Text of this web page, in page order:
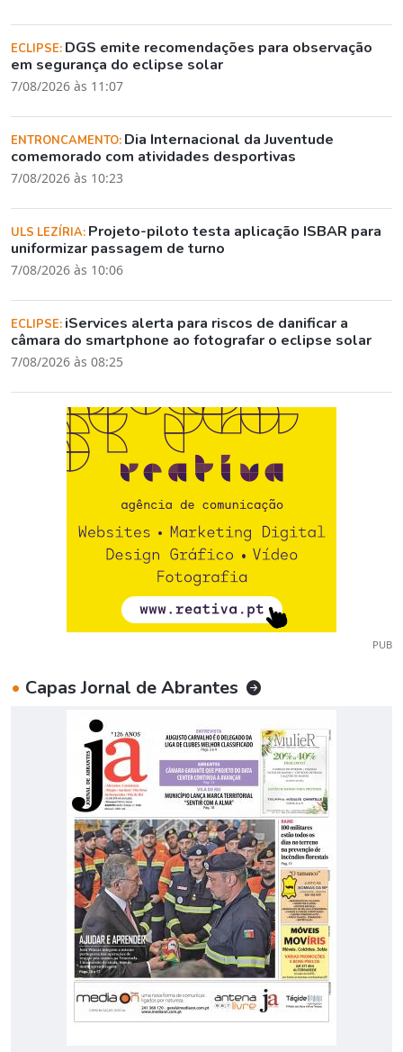
ECLIPSE: DGS emite recomendações para observação
em segurança do eclipse solar
7/08/2026 às 11:07
ENTRONCAMENTO: Dia Internacional da Juventude
comemorado com atividades desportivas
7/08/2026 às 10:23
ULS LEZÍRIA: Projeto-piloto testa aplicação ISBAR para
uniformizar passagem de turno
7/08/2026 às 10:06
ECLIPSE: iServices alerta para riscos de danificar a
câmara do smartphone ao fotografar o eclipse solar
7/08/2026 às 08:25
PUB
• Capas Jornal de Abrantes